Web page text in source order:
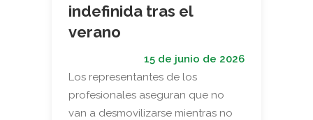
indefinida tras el
verano
15 de junio de 2026
Los representantes de los
profesionales aseguran que no
van a desmovilizarse mientras no